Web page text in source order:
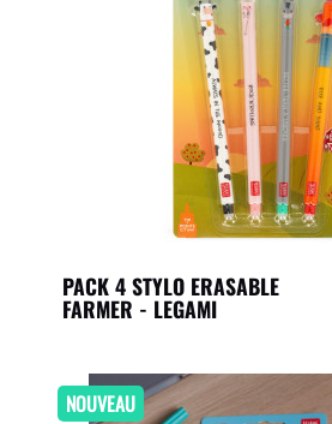
PACK 4 STYLO ERASABLE
FARMER - LEGAMI
NOUVEAU